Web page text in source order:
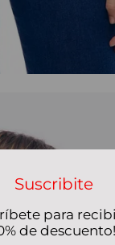
Suscribite
para
de descuento!